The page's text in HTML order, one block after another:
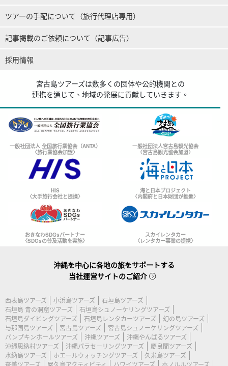
ツアーの手配について（旅行代理店専用）
記事掲載のご依頼について（記事広告）
採用情報
宮古島ツアーズは数多くの団体や公的機関との
連携を通じて、地域の発展に貢献していきます。
一般社団法人 全国旅行業協会（ANTA）
〈旅行業協会加盟〉
一般社団法人宮古島観光協会
〈宮古島観光協会加盟〉
HIS
〈大手旅行会社と提携〉
海と日本プロジェクト
〈内閣府と日本財団が推進〉
おきなわSDGsパートナー
〈SDGsの普及活動を実施〉
スカイレンタカー
〈レンタカー事業の提携〉
沖縄を中心に各地の旅をサポートする
当社運営サイトのご紹介
西表島ツアーズ 小浜島ツアーズ
石垣島ツアーズ
石垣島 青の洞窟ツアーズ
石垣島シュノーケリングツアーズ
石垣島ダイビングツアーズ
石垣島レンタカーツアーズ
幻の島ツアーズ
与那国島ツアーズ
宮古島ツアーズ
宮古島シュノーケリングツアーズ
パンプキンホールツアーズ
沖縄ツアーズ
沖縄やんばるツアーズ
沖縄恩納村ツアーズ
沖縄パラセーリングツアーズ
慶良間ツアーズ
水納島ツアーズ
ホエールウォッチングツアーズ
久米島ツアーズ
奄美ツアーズ
屋久島アクティビティ ハワイツアーズ ホノルルツアーズ